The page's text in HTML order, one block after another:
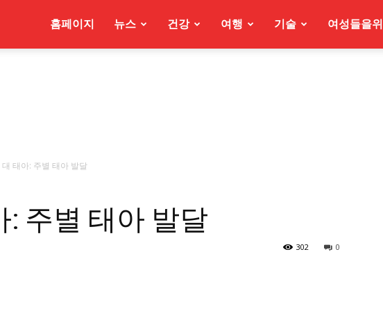
홈페이지 뉴스 건강 여행 기술 여성들을
대 태아: 주별 태아 발달
: 주별 태아 발달
0
302